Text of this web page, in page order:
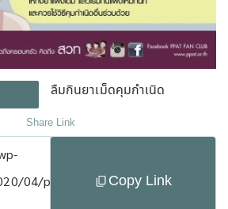
ลืมกินยาเม็ดคุมกำเนิด
Share Link
04/p1-
Copy Link